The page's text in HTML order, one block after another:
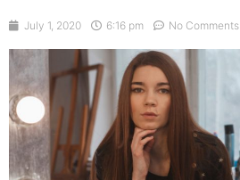
July 1, 2020 6:16 pm No Comments